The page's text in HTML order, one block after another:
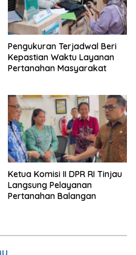
Pengukuran Terjadwal Beri
Kepastian Waktu Layanan
Pertanahan Masyarakat
Ketua Komisi II DPR RI Tinjau
Langsung Pelayanan
Pertanahan Balangan